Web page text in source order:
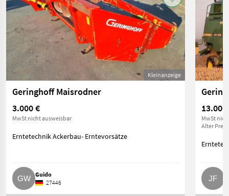
Kleinanzeige
Geringhoff Maisrodner
3.000 €
MwSt nicht ausweisbar
Erntetechnik Ackerbau- Erntevorsätze
Guido
27446
13.000
MwSt
Alter Preis